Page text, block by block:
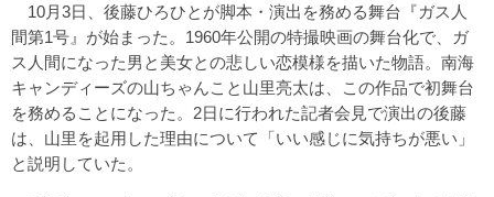
10月3日、後藤ひろひとが脚本・演出を務める舞台『ガス人
間第1号』が始まった。1960年公開の特撮映画の舞台化で、ガ
ス人間になった男と美女との悲しい恋模様を描いた物語。南海
キャンディーズの山ちゃんこと山里亮太は、この作品で初舞台
を務めることになった。2日に行われた記者会見で演出の後藤
は、山里を起用した理由について「いい感じに気持ちが悪い」
と説明していた。